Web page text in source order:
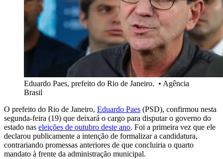
Eduardo Paes, prefeito do Rio de Janeiro. • Agência
Brasil
O prefeito do Rio de Janeiro, Eduardo Paes (PSD), confirmou nesta
segunda-feira (19) que deixará o cargo para disputar o governo do
estado nas eleições de outubro deste ano. Foi a primeira vez que ele
declarou publicamente a intenção de formalizar a candidatura,
contrariando promessas anteriores de que concluiria o quarto
mandato à frente da administração municipal.